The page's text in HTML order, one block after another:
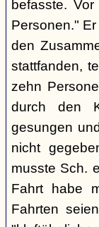
befasste.
Personen."
den
stattfanden,
zehn
durch den
gesungen
nicht
musste Sch.
Fahrt habe
Fahrten